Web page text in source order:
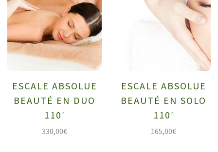
ESCALE ABSOLUE
BEAUTÉ EN DUO
110′
330,00€
ESCALE ABSOLUE
BEAUTÉ EN SOLO
110′
165,00€